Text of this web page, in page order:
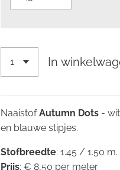
In
NaaistofAutumn Dots -
en blauwe stipjes.
Stofbreedte: 1.45 / 1.50 m.
Prijs: € 8,50 per meter